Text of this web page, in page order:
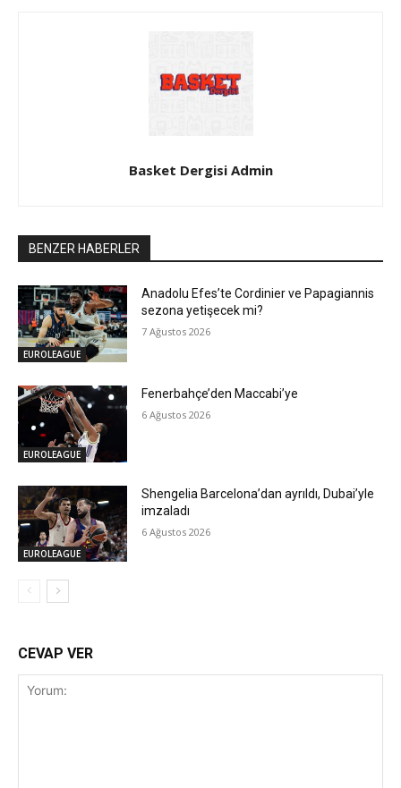
Basket Dergisi Admin
BENZER HABERLER
EUROLEAGUE
Anadolu Efes’te Cordinier ve Papagiannis
sezona yetişecek mi?
7 Ağustos 2026
EUROLEAGUE
Fenerbahçe’den Maccabi’ye
6 Ağustos 2026
EUROLEAGUE
Shengelia Barcelona’dan ayrıldı, Dubai’yle
imzaladı
6 Ağustos 2026
CEVAP VER